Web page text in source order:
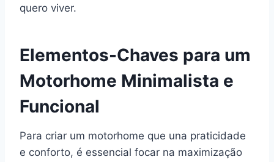
quero viver.
Elementos-Chaves para um
Motorhome Minimalista e
Funcional
Para criar um motorhome que una praticidade
e conforto, é essencial focar na maximização